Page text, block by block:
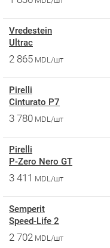
Vredestein
Ultrac
2 865 MDL/шт
Pirelli
Cinturato P7
3 780 MDL/шт
Pirelli
P-Zero Nero GT
3 411 MDL/шт
Semperit
Speed-Life 2
2 702 MDL/шт